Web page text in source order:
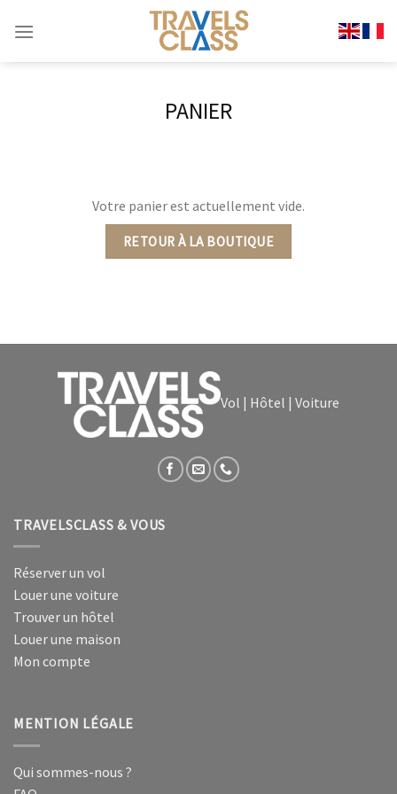
PANIER
Votre panier est actuellement vide.
RETOUR À LA BOUTIQUE
Vol | Hôtel | Voiture
TRAVELSCLASS & VOUS
Réserver un vol
Louer une voiture
Trouver un hôtel
Louer une maison
Mon compte
MENTION LÉGALE
Qui sommes-nous ?